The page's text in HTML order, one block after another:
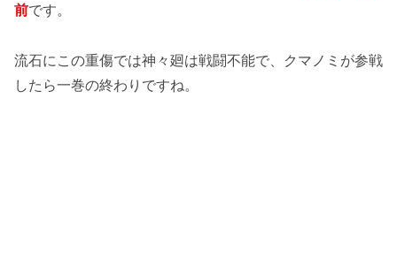
前です。
流石にこの重傷では神々廻は戦闘不能で、クマノミが参戦
したら一巻の終わりですね。